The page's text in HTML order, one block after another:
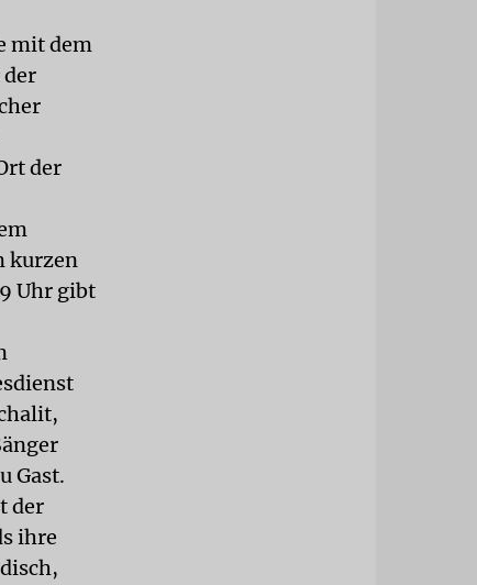
mit dem
der
kurzen
Uhr gibt
Gast.
der
ihre